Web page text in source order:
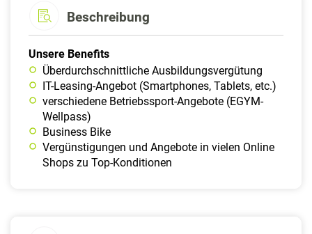
Beschreibung
Unsere Benefits
Überdurchschnittliche Ausbildungsvergütung
IT-Leasing-Angebot (Smartphones, Tablets, etc.)
verschiedene Betriebssport-Angebote (EGYM-
Wellpass)
Business Bike
Vergünstigungen und Angebote in vielen Online
Shops zu Top-Konditionen